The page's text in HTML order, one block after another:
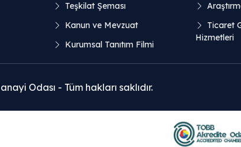
Teşkilat Şeması
Kanun ve Mevzuat
Kurumsal Tanıtım Filmi
Ticaret
Hizmetleri
Odası - Tüm hakları saklıdır.